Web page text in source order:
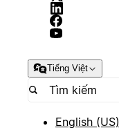
Tiếng Việt
English (US)